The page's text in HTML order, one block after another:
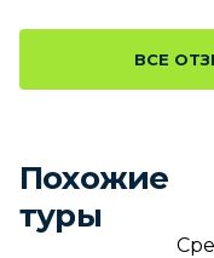
ВСЕ
Похожие
туры